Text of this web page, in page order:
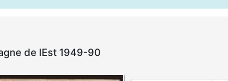
de lEst 1949-90